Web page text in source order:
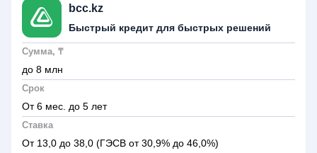
bcc.kz
Быстрый кредит для быстрых решений
Сумма, ₸
до 8 млн
Срок
От 6 мес. до 5 лет
Ставка
От 13,0 до 38,0 (ГЭСВ от 30,9% до 46,0%)